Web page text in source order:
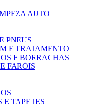
AUTO
PNEUS
E TRATAMENTO
E BORRACHAS
FARÓIS
E TAPETES